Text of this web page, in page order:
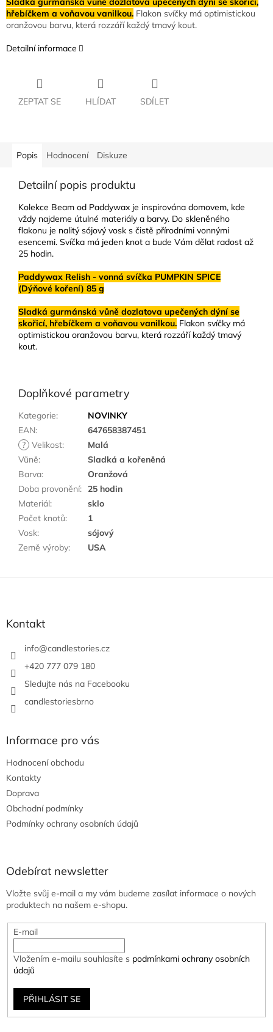
hřebíčkem a voňavou vanilkou. Flakon svíčky má optimistickou
oranžovou barvu, která rozzáří každý tmavý kout.
Detailní informace
ZEPTAT SE HLÍDAT SDÍLET
Popis Hodnocení Diskuze
Detailní popis produktu
Kolekce Beam od Paddywax je inspirována domovem, kde
vždy najdeme útulné materiály a barvy. Do skleněného
flakonu je nalitý sójový vosk s čistě přírodními vonnými
esencemi. Svíčka má jeden knot a bude Vám dělat radost až
25 hodin.
Paddywax Relish - vonná svíčka PUMPKIN SPICE
(Dýňové koření) 85 g
Sladká gurmánská vůně dozlatova upečených dýní se
skořicí, hřebíčkem a voňavou vanilkou. Flakon svíčky má
optimistickou oranžovou barvu, která rozzáří každý tmavý
kout.
Doplňkové parametry
Kategorie:
NOVINKY
EAN:
647658387451
? Velikost:
Malá
Vůně:
Sladká a kořeněná
Barva:
Oranžová
Doba provonění: 25 hodin
Materiál:
sklo
Počet knotů:
1
Vosk:
sójový
Země výroby: USA
Kontakt
info@candlestories.cz
+420 777 079 180
Sledujte nás na Facebooku
candlestoriesbrno
Informace pro vás
Hodnocení obchodu
Kontakty
Doprava
Obchodní podmínky
Podmínky ochrany osobních údajů
Odebírat newsletter
Vložte svůj e-mail a my vám budeme zasílat informace o nových
produktech na našem e-shopu.
E-mail
Vložením e-mailu souhlasíte s podmínkami ochrany osobních
údajů
PŘIHLÁSIT SE